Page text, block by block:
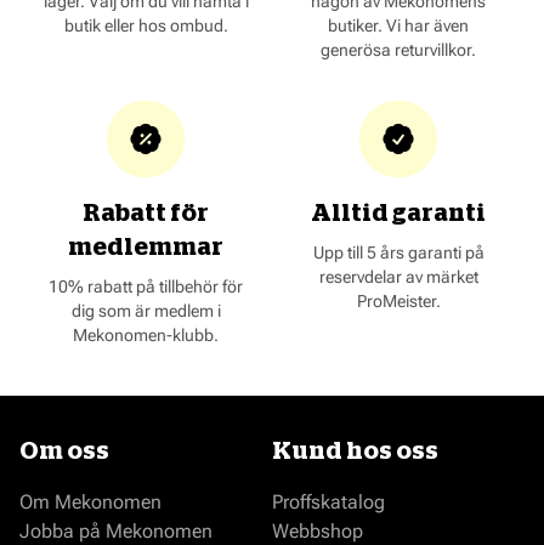
butik eller hos ombud.
butiker. Vi har även
generösa returvillkor.
Rabatt för
medlemmar
10% rabatt på tillbehör för
dig som är medlem i
Mekonomen-klubb.
Alltid garanti
Upp till 5 års garanti på
reservdelar av märket
ProMeister.
Om oss
Om Mekonomen
Jobba på Mekonomen
Kund hos oss
Proffskatalog
Webbshop